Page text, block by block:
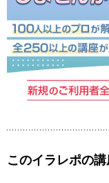
このイラレポの講